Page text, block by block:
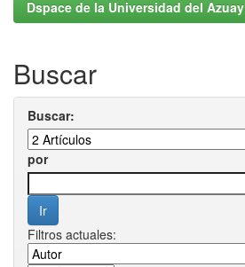
Dspace de la Universidad del Azuay
Buscar
Buscar:
por
Filtros actuales: